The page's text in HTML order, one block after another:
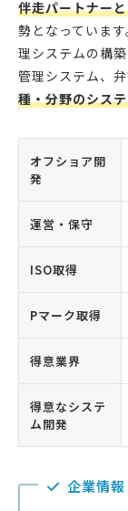
伴走パートナー
勢となっていま
理システムの構
管理システム、
種・分野のシス
オフショア開
発
運営・保守
ISO取得
Pマーク取得
得意業界
得意なシステ
ム開発
企業情報